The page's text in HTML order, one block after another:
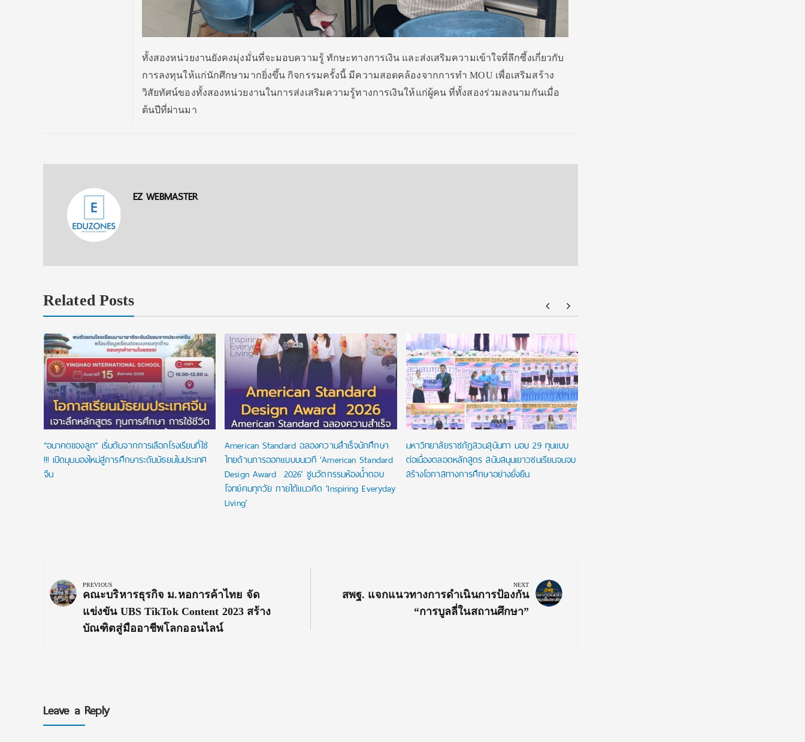
ทั้งสองหน่วยงานยังคงมุ่งมั่นที่จะมอบความรู้ ทักษะทางการเงิน และส่งเสริมความเข้าใจที่ลึกซึ้งเกี่ยวกับ
การลงทุนให้แก่นักศึกษามากยิ่งขึ้น กิจกรรมครั้งนี้ มีความสอดคล้องจากการทำ MOU เพื่อเสริมสร้าง
วิสัยทัศน์ของทั้งสองหน่วยงานในการส่งเสริมความรู้ทางการเงินให้แก่ผู้คน ที่ทั้งสองร่วมลงนามกันเมื่อ
ต้นปีที่ผ่านมา
EZ WEBMASTER
Related Posts
“อนาคตของลูก” เริ่มต้นจากการเลือกโรงเรียนที่ใช่
!!! เปิดมุมมองใหม่สู่การศึกษาระดับมัธยมในประเทศ
จีน
American Standard ฉลองความสำเร็จนักศึกษา
ไทยด้านการออกแบบบนเวที ‘American Standard
Design Award 2026’ ชูนวัตกรรมห้องน้ำตอบ
โจทย์คนทุกวัย ภายใต้แนวคิด ‘Inspiring Everyday
Living’
มหาวิทยาลัยราชภัฏสวนสุนันทา มอบ 29 ทุนแบบ
ต่อเนื่องตลอดหลักสูตร สนับสนุนเยาวชนเรียนจนจบ
สร้างโอกาสทางการศึกษาอย่างยั่งยืน
navigation
PREVIOUS
Previous
Post:
คณะบริหารธุรกิจ ม.หอการค้าไทย จัด
แข่งขัน UBS TikTok Content 2023 สร้าง
บัณฑิตสู่มืออาชีพโลกออนไลน์
NEXT
Next
สพฐ. แจกแนวทางการดำเนินการป้องกัน
“การบูลลี่ในสถานศึกษา”
Leave a Reply